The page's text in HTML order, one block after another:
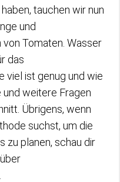
tauchen wir nun
und
Tomaten. Wasser
das
viel ist genug und wie
weitere Fragen
Übrigens, wenn
suchst, um die
zu planen, schau dir